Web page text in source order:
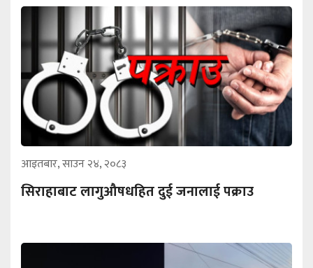
आइतबार, साउन २४, २०८३
सिराहाबाट लागुऔषधहित दुई जनालाई पक्राउ